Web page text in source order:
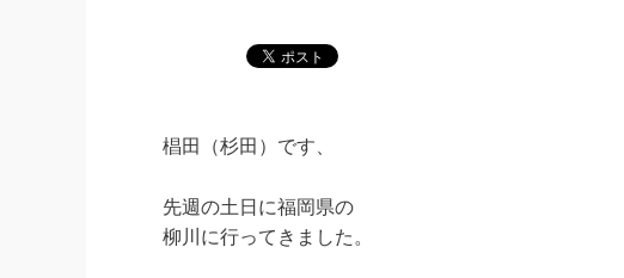
椙田（杉田）です、
先週の土日に福岡県の
柳川に行ってきました。